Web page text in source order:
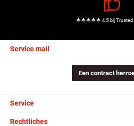
🌟🌟🌟🌟🌟 4,5 bij
Service mail
Een contract
Service
Rechtliches